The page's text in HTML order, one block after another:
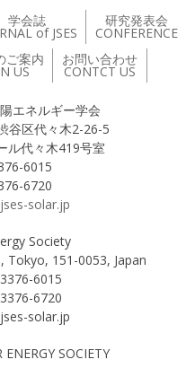
学会誌
of JSES
研究発表会
CONFERENCE
ご案内
US
お問い合わせ
CONTCT US
エネルギー学会
区代々木2-26-5
木419号室
6015
6720
solar.jp
Society
Tokyo, 151-0053, Japan
6015
6720
solar.jp
SOCIETY